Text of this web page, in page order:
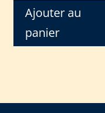
Ajouter au
panier